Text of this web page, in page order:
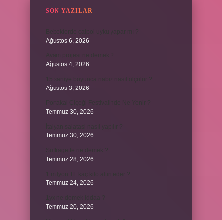
SON YAZILAR
Ağustos 6, 2026
Ağustos 4, 2026
Ağustos 3, 2026
Temmuz 30, 2026
Temmuz 30, 2026
Temmuz 28, 2026
Temmuz 24, 2026
Temmuz 20, 2026